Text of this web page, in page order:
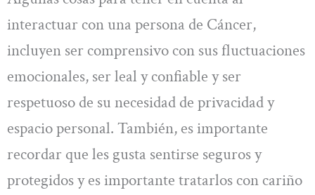
interactuar con una persona de Cáncer,
incluyen ser comprensivo con sus fluctuaciones
emocionales, ser leal y confiable y ser
respetuoso de su necesidad de privacidad y
espacio personal. También, es importante
recordar que les gusta sentirse seguros y
protegidos y es importante tratarlos con cariño